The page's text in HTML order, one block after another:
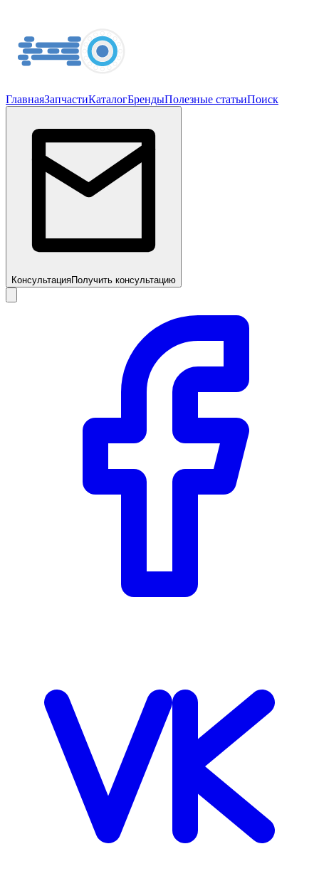
ГлавнаяЗапчастиКаталогБрендыПолезные статьиПоиск
КонсультацияПолучить консультацию